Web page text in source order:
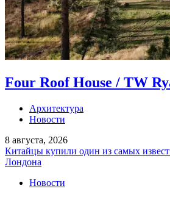
Four Roof House / TW
Архитектура
Новости
8 августа, 2026
Китайцы купили один из самых
Лондона
Новости